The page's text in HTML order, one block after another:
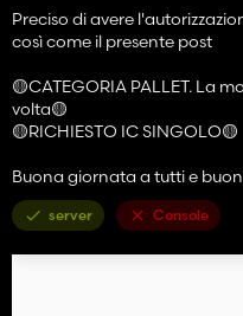
Preciso di avere
così come il presente post
🟡CATEGORIA PALLET. La
volta🟡
🟡RICHIESTO IC SINGOLO🟡
Buona giornata a tutti e
server Console